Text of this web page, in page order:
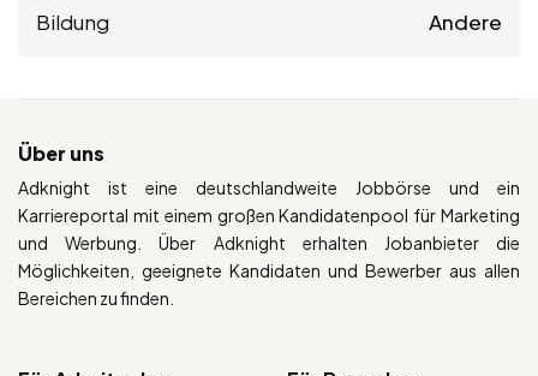
Bildung Andere
Über uns
Adknight ist eine deutschlandweite Jobbörse und ein
Karriereportal mit einem großen Kandidatenpool für Marketing
und Werbung. Über Adknight erhalten Jobanbieter die
Möglichkeiten, geeignete Kandidaten und Bewerber aus allen
Bereichen zu finden.